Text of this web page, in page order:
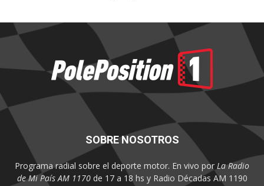
SOBRE NOSOTROS
Programa radial sobre el deporte motor. En vivo por La Radio
de Mi País AM 1170de 17 a 18 hs y Radio Décadas AM 1190